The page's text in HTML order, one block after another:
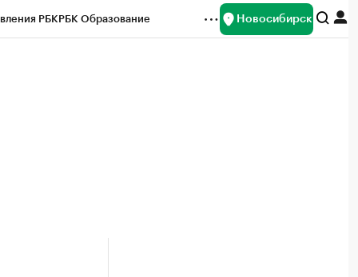
РБКРБК Образование Новосибирск